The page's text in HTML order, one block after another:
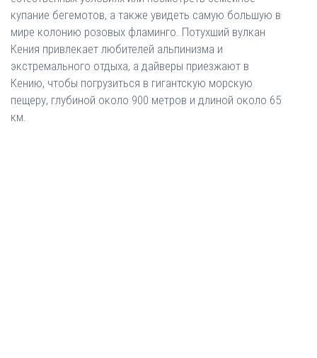
купание бегемотов, а также увидеть самую большую в
мире колонию розовых фламинго. Потухший вулкан
Кения привлекает любителей альпинизма и
экстремального отдыха, а дайверы приезжают в
Кению, чтобы погрузиться в гигантскую морскую
пещеру, глубиной около 900 метров и длиной около 65
км.